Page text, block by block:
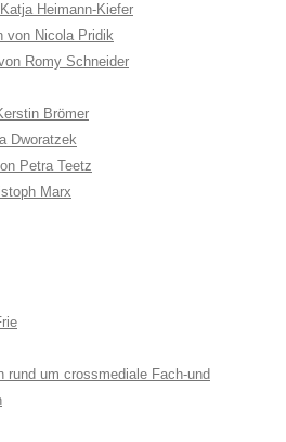
Heimann-Kiefer
von Nicola Pridik
Romy Schneider
Brömer
Dworatzek
Petra Teetz
Marx
rund um crossmediale Fach-und